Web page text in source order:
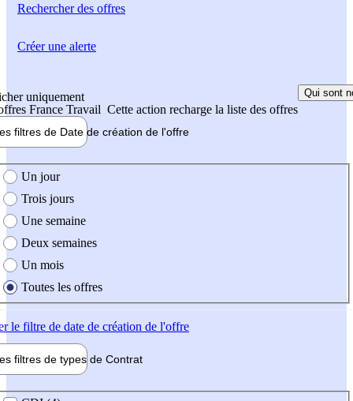
Rechercherdes offres
uniquement
France Travail Cette action recharge la liste des offres
Qui sont
filtres de Date de création de l'offre
création de l'offre
Un jour
Trois jours
Une semaine
Deux semaines
Un mois
Toutes les offres
le filtre de date de création de l'offre
filtres de types de Contrat
Créer une alerte